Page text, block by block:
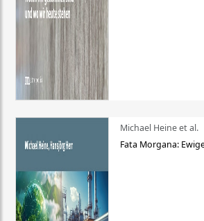
Michael Heine et al.
Fata Morgana: